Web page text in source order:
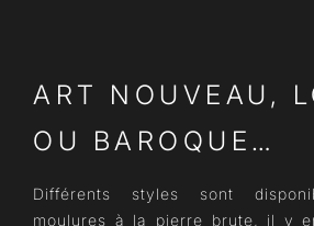
ART NOUVEAU,
OU BAROQUE…
Différents styles sont
moulures à la pierre brute, il y